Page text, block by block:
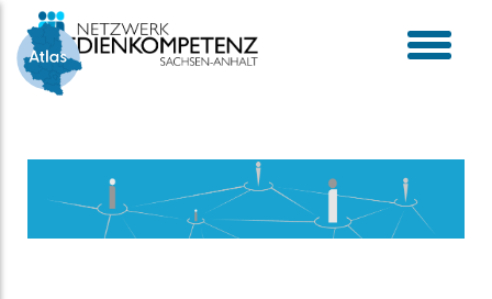
toggle
menu
Skip
content